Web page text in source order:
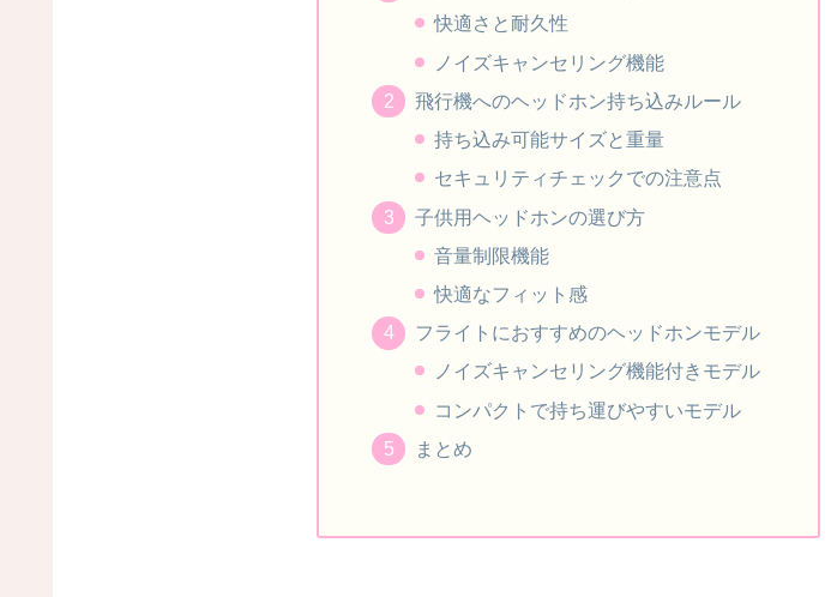
快適さと耐久性
ノイズキャンセリング機能
飛行機へのヘッドホン持ち込みルール
持ち込み可能サイズと重量
セキュリティチェックでの注意点
子供用ヘッドホンの選び方
音量制限機能
快適なフィット感
フライトにおすすめのヘッドホンモデル
ノイズキャンセリング機能付きモデル
コンパクトで持ち運びやすいモデル
まとめ